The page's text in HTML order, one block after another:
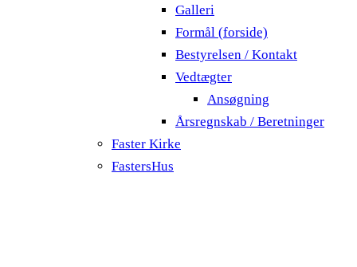
Galleri
Formål (forside)
Bestyrelsen / Kontakt
Vedtægter
Ansøgning
Årsregnskab / Beretninger
Faster Kirke
FastersHus